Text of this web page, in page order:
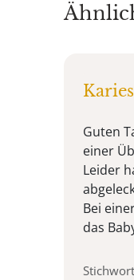
Guten
einer
Leider
Bei
das